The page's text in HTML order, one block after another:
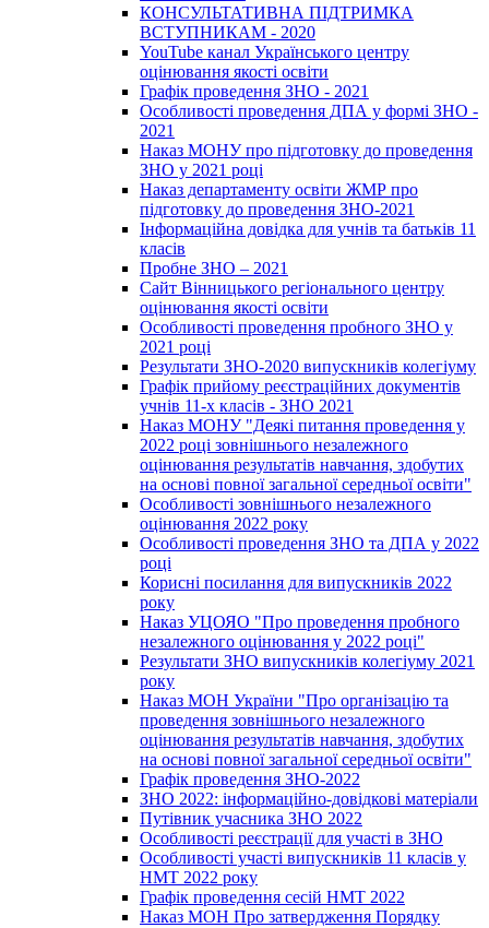
КОНСУЛЬТАТИВНА ПІДТРИМКА
ВСТУПНИКАМ - 2020
YouTube канал Українського центру
оцінювання якості освіти
Графік проведення ЗНО - 2021
Особливості проведення ДПА у формі ЗНО -
2021
Наказ МОНУ про підготовку до проведення
ЗНО у 2021 році
Наказ департаменту освіти ЖМР про
підготовку до проведення ЗНО-2021
Інформаційна довідка для учнів та батьків 11
класів
Пробне ЗНО – 2021
Сайт Вінницького регіонального центру
оцінювання якості освіти
Особливості проведення пробного ЗНО у
2021 році
Результати ЗНО-2020 випускників колегіуму
Графік прийому реєстраційних документів
учнів 11-х класів - ЗНО 2021
Наказ МОНУ "Деякі питання проведення у
2022 році зовнішнього незалежного
оцінювання результатів навчання, здобутих
на основі повної загальної середньої освіти"
Особливості зовнішнього незалежного
оцінювання 2022 року
Особливості проведення ЗНО та ДПА у 2022
році
Корисні посилання для випускників 2022
року
Наказ УЦОЯО "Про проведення пробного
незалежного оцінювання у 2022 році"
Результати ЗНО випускників колегіуму 2021
року
Наказ МОН України "Про організацію та
проведення зовнішнього незалежного
оцінювання результатів навчання, здобутих
на основі повної загальної середньої освіти"
Графік проведення ЗНО-2022
ЗНО 2022: інформаційно-довідкові матеріали
Путівник учасника ЗНО 2022
Особливості реєстрації для участі в ЗНО
Особливості участі випускників 11 класів у
НМТ 2022 року
Графік проведення сесій НМТ 2022
Наказ МОН Про затвердження Порядку